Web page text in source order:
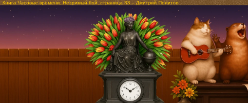
Книга Часовые времени. Незримый бой, страница 33 – Дмитрий Политов